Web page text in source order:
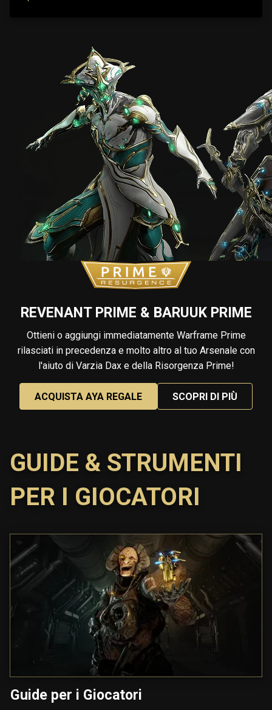
REVENANT PRIME & BARUUK PRIME
Ottieni o aggiungi immediatamente Warframe Prime
rilasciati in precedenza e molto altro al tuo Arsenale con
l'aiuto di Varzia Dax e della Risorgenza Prime!
ACQUISTA AYA REGALE SCOPRI DI PIÙ
GUIDE & STRUMENTI
PER I GIOCATORI
Guide per i Giocatori